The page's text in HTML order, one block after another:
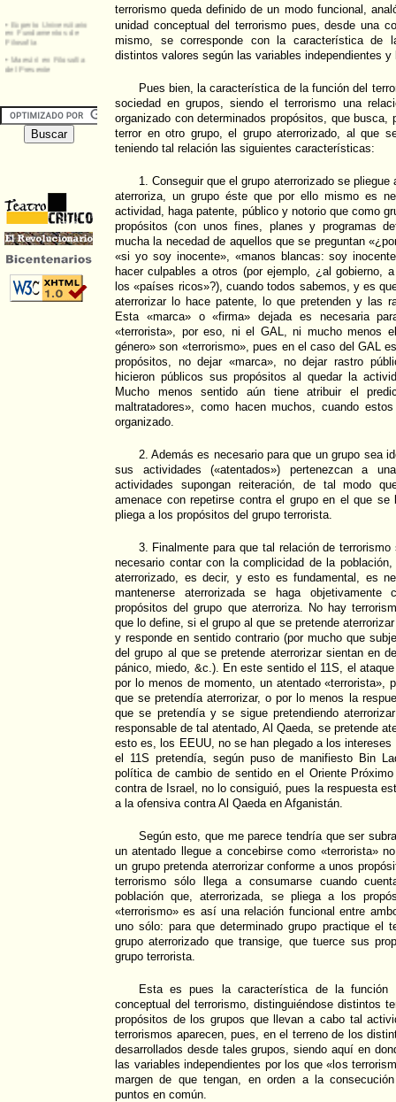
terrorismo queda definido de un modo funcional,
unidad conceptual del terrorismo pues, desde una
mismo, se corresponde con la característica de
distintos valores según las variables independientes
Pues bien, la característica de la función del
sociedad en grupos, siendo el terrorismo una
organizado con determinados propósitos, que busca,
terror en otro grupo, el grupo aterrorizado, al que
teniendo tal relación las siguientes características:
1. Conseguir que el grupo aterrorizado se
aterroriza, un grupo éste que por ello mismo es
actividad, haga patente, público y notorio que como
propósitos (con unos fines, planes y programas
mucha la necedad de aquellos que se preguntan
«si yo soy inocente», «manos blancas: soy
hacer culpables a otros (por ejemplo, ¿al gobierno,
los «países ricos»?), cuando todos sabemos, y es
aterrorizar lo hace patente, lo que pretenden y las
Esta «marca» o «firma» dejada es necesaria
«terrorista», por eso, ni el GAL, ni mucho menos
género» son «terrorismo», pues en el caso del GAL
propósitos, no dejar «marca», no dejar rastro
hicieron públicos sus propósitos al quedar la
Mucho menos sentido aún tiene atribuir el
maltratadores», como hacen muchos, cuando
organizado.
2. Además es necesario para que un grupo sea
sus actividades («atentados») pertenezcan a
actividades supongan reiteración, de tal modo
amenace con repetirse contra el grupo en el que
pliega a los propósitos del grupo terrorista.
3. Finalmente para que tal relación de
necesario contar con la complicidad de la
aterrorizado, es decir, y esto es fundamental, es
mantenerse aterrorizada se haga objetivamente
propósitos del grupo que aterroriza. No hay
que lo define, si el grupo al que se pretende
y responde en sentido contrario (por mucho que
del grupo al que se pretende aterrorizar sientan en
pánico, miedo, &c.). En este sentido el 11S, el
por lo menos de momento, un atentado «terrorista»,
que se pretendía aterrorizar, o por lo menos la
que se pretendía y se sigue pretendiendo
responsable de tal atentado, Al Qaeda, se pretende
esto es, los EEUU, no se han plegado a los
el 11S pretendía, según puso de manifiesto Bin
política de cambio de sentido en el Oriente
contra de Israel, no lo consiguió, pues la respuesta
a la ofensiva contra Al Qaeda en Afganistán.
Según esto, que me parece tendría que ser
un atentado llegue a concebirse como «terrorista»
un grupo pretenda aterrorizar conforme a unos
terrorismo sólo llega a consumarse cuando
población que, aterrorizada, se pliega a los
«terrorismo» es así una relación funcional entre
uno sólo: para que determinado grupo practique el
grupo aterrorizado que transige, que tuerce sus
grupo terrorista.
Esta es pues la característica de la función
conceptual del terrorismo, distinguiéndose distintos
propósitos de los grupos que llevan a cabo tal
terrorismos aparecen, pues, en el terreno de los
desarrollados desde tales grupos, siendo aquí en
las variables independientes por los que «los
margen de que tengan, en orden a la
puntos en común.